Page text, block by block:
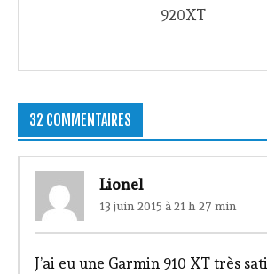
920XT
32 COMMENTAIRES
Lionel
13 juin 2015 à 21 h 27 min
J’ai eu une Garmin 910 XT très